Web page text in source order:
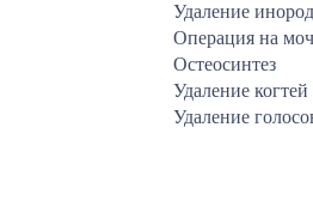
Удаление
Операция на
Остеосинтез
Удаление
Удаление